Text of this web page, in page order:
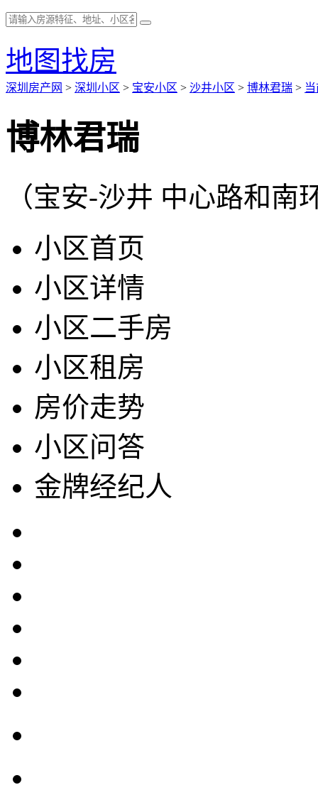
地图找房
深圳房产网 > 深圳小区 > 宝安小区 > 沙井小区 > 博林君瑞 >
博林君瑞
（宝安-沙井 中心路和南
小区首页
小区详情
小区二手房
小区租房
房价走势
小区问答
金牌经纪人